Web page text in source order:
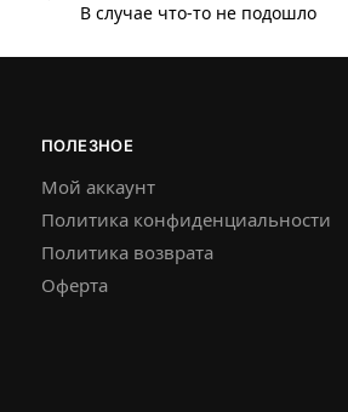
В случае что-то не подошло
ПОЛЕЗНОЕ
Мой аккаунт
Политика конфиденциальности
Политика возврата
Оферта